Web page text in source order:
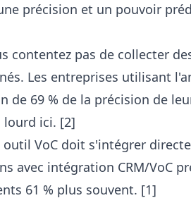
précision et un pouvoir
contentez pas de collecter
Les entreprises utilisant
de 69 % de la précision de
lourd ici. [2]
outil VoC doit s'intégrer
avec intégration CRM/VoC
61 % plus souvent. [1]